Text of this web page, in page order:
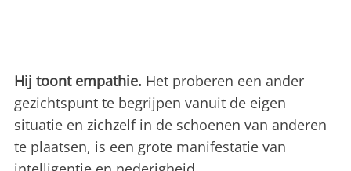
Hij toont empathie. Het proberen een ander
gezichtspunt te begrijpen vanuit de eigen
situatie en zichzelf in de schoenen van anderen
te plaatsen, is een grote manifestatie van